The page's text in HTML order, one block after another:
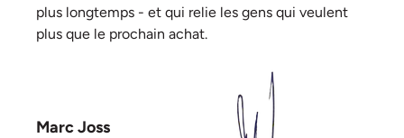
plus longtemps - et qui relie les gens qui veulent
plus que le prochain achat.
Marc Joss